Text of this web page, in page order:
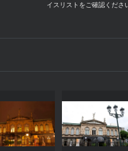
イスリストをご確認くださ